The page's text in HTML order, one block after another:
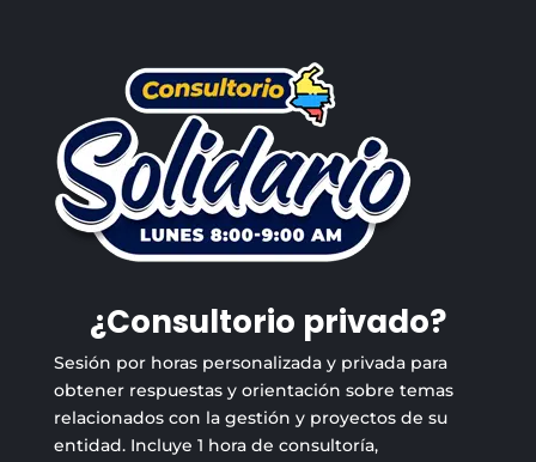
¿Consultorio privado?
Sesión por horas personalizada y privada para
obtener respuestas y orientación sobre temas
relacionados con la gestión y proyectos de su
entidad. Incluye 1 hora de consultoría,